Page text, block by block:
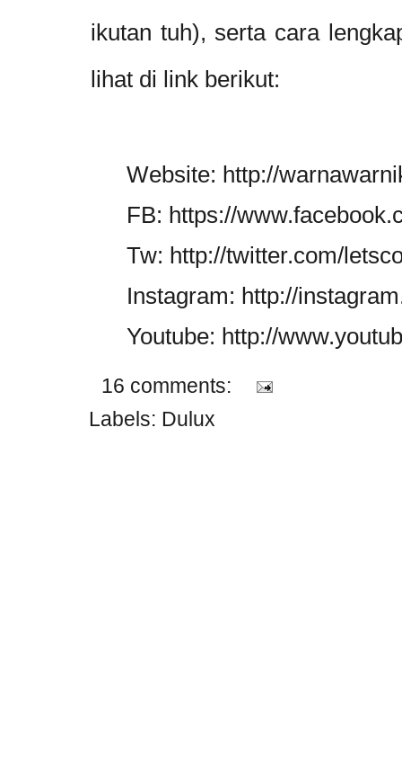
ikutan tuh), serta cara
lihat di link berikut:
Website: http://
FB: https://
Tw: http://twitter.com/
Instagram: http://
Youtube: http://
16 comments:
Labels: Dulux